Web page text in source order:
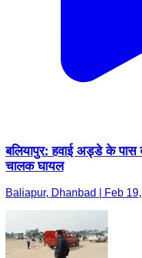
बलियापुर: हवाई अड्डे के पास
चालक घायल
Baliapur, Dhanbad | Feb